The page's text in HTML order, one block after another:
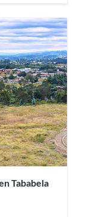
Tababela